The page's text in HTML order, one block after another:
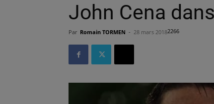
John Cena
Par Romain TORMEN - 28 mars 20182266